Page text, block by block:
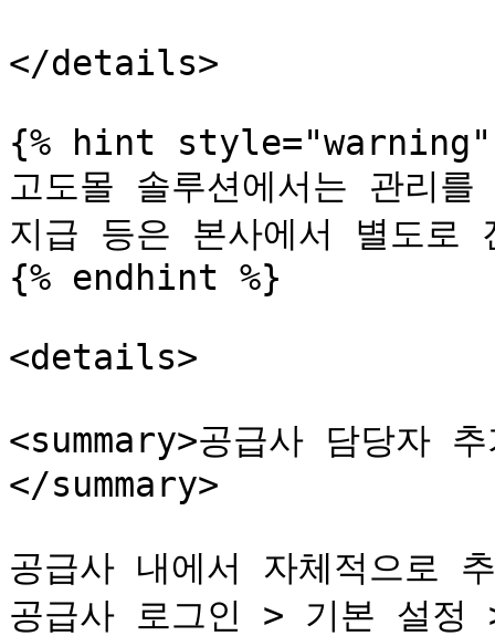
</details>
{% hint style="warning"
고도몰 솔루션에서는 관리
지급 등은 본사에서 별도로
{% endhint %}
<details>
<summary>공급사 담당자
</summary>
공급사 내에서 자체적으로
공급사 로그인 > 기본 설